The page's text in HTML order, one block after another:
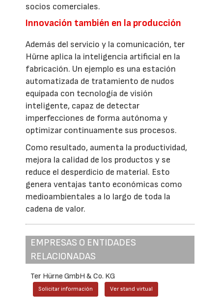
socios comerciales.
Innovación también en la producción
Además del servicio y la comunicación, ter
Hürne aplica la inteligencia artificial en la
fabricación. Un ejemplo es una estación
automatizada de tratamiento de nudos
equipada con tecnología de visión
inteligente, capaz de detectar
imperfecciones de forma autónoma y
optimizar continuamente sus procesos.
Como resultado, aumenta la productividad,
mejora la calidad de los productos y se
reduce el desperdicio de material. Esto
genera ventajas tanto económicas como
medioambientales a lo largo de toda la
cadena de valor.
EMPRESAS O ENTIDADES
RELACIONADAS
Ter Hürne GmbH & Co. KG
Solicitar información Ver stand virtual